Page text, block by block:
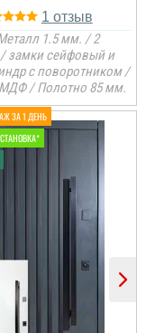
1
1.5 мм. / 2
/ замки сейфовый и
с поворотником /
/ Полотно 85 мм.